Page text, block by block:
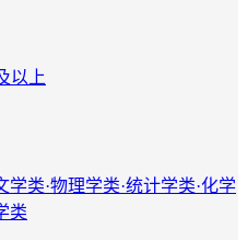
以上
学类·物理学类·统计学类·化学
类